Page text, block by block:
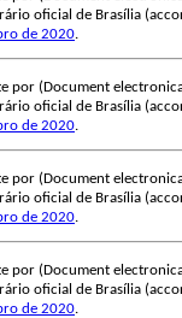
oficial de Brasília
de 2020.
por (Document
oficial de Brasília
de 2020.
por (Document
oficial de Brasília
de 2020.
por (Document
oficial de Brasília
de 2020.